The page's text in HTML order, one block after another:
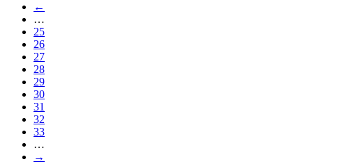
←
…
25
26
27
28
29
30
31
32
33
…
→